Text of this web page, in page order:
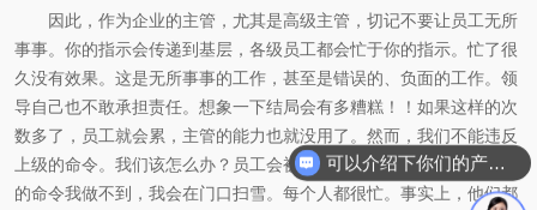
因此，作为企业的主管，尤其是高级主管，切记不要让员工无所
事事。你的指示会传递到基层，各级员工都会忙于你的指示。忙了很
久没有效果。这是无所事事的工作，甚至是错误的、负面的工作。领
导自己也不敢承担责任。想象一下结局会有多糟糕！！如果这样的次
数多了，员工就会累，主管的能力也就没用了。然而，我们不能违反
上级的命令。我们该怎么办？员工会被士兵挡住。如果你有成千上万
的命令我做不到，我会在门口扫雪。每个人都很忙。事实上，他们都
可以介绍下你们的产品么